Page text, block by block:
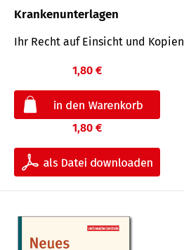
Krankenunterlagen
Ihr Recht auf Einsicht und Kopien
1,80 €
1,80 €